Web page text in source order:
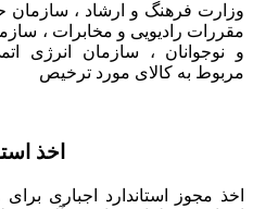
وزارت فرهنگ و ارشاد ، سازمان
مقررات رادیویی و مخابرات ،
و نوجوانان ، سازمان انرژی
مربوط به کالای مورد ترخیص
اخذ
اخذ مجوز استاندارد اجباری